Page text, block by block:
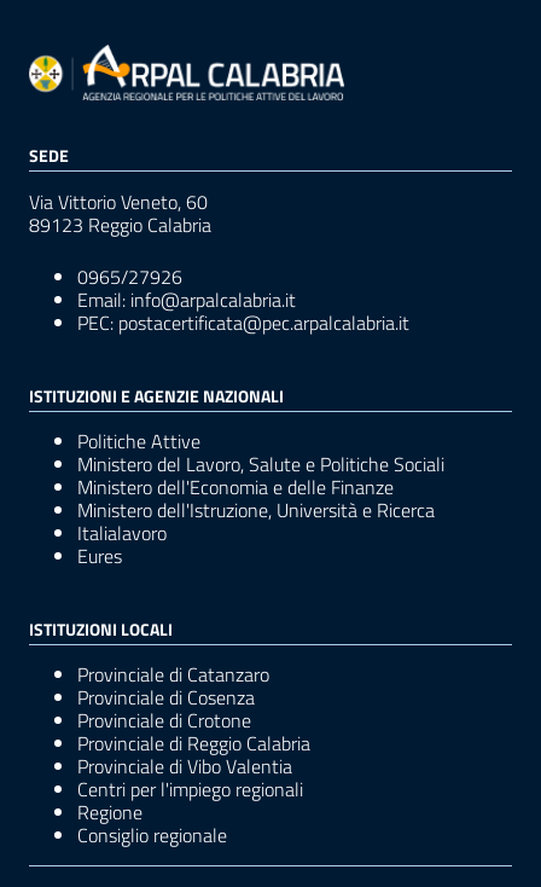
SEDE
Via Vittorio Veneto, 60
89123 Reggio Calabria
0965/27926
Email: info@arpalcalabria.it
PEC: postacertificata@pec.arpalcalabria.it
ISTITUZIONI E AGENZIE NAZIONALI
Politiche Attive
Ministero del Lavoro, Salute e Politiche Sociali
Ministero dell'Economia e delle Finanze
Ministero dell'Istruzione, Università e Ricerca
Italialavoro
Eures
ISTITUZIONI LOCALI
Provinciale di Catanzaro
Provinciale di Cosenza
Provinciale di Crotone
Provinciale di Reggio Calabria
Provinciale di Vibo Valentia
Centri per l'impiego regionali
Regione
Consiglio regionale